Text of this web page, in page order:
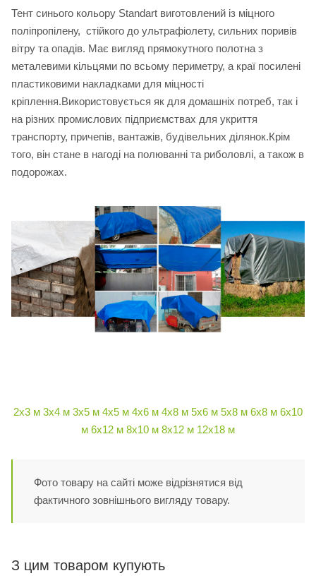
Тент синього кольору Standart виготовлений із міцного
поліпропілену, стійкого до ультрафіолету, сильних поривів
вітру та опадів. Має вигляд прямокутного полотна з
металевими кільцями по всьому периметру, а краї посилені
пластиковими накладками для міцності
кріплення.Використовується як для домашніх потреб, так і
на різних промислових підприємствах для укриття
транспорту, причепів, вантажів, будівельних ділянок.Крім
того, він стане в нагоді на полюванні та риболовлі, а також в
подорожах.
2х3 м 3х4 м 3х5 м 4х5 м 4х6 м 4х8 м 5х6 м 5х8 м 6х8 м 6х10
м 6х12 м 8х10 м 8х12 м 12х18 м
Фото товару на сайті може відрізнятися від
фактичного зовнішнього вигляду товару.
З цим товаром купують